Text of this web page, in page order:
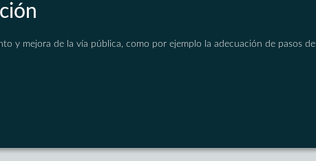
y mejora de la vía pública, como por ejemplo la adecuación de pasos de